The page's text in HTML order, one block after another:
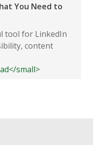
You Need to
tool for LinkedIn
content
small>